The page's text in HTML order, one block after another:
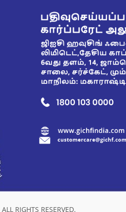
RIGHTS RESERVED.